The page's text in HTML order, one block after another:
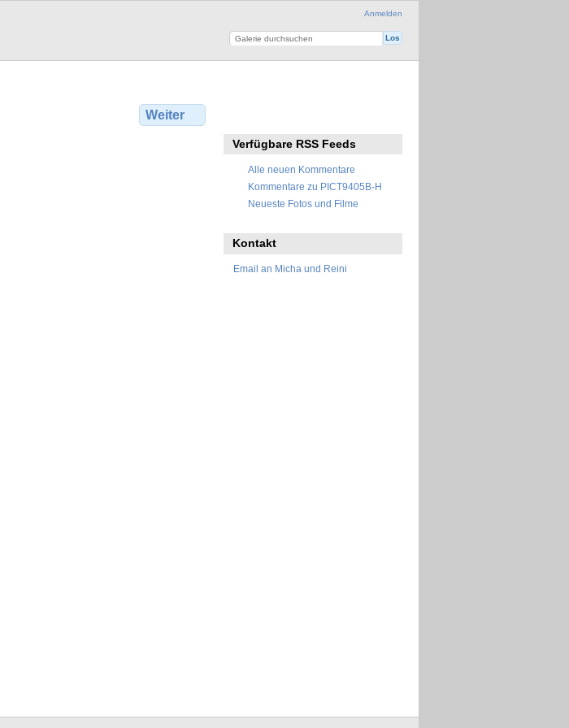
Anmelden
Weiter
Verfügbare RSS Feeds
Alle neuen Kommentare
Kommentare zu PICT9405B-H
Neueste Fotos und Filme
Kontakt
Email an Micha und Reini